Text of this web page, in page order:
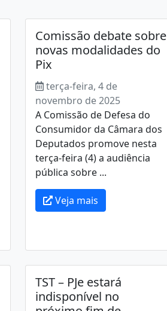
Comissão debate sobre
novas modalidades do
Pix
terça-feira, 4 de
novembro de 2025
A Comissão de Defesa do
Consumidor da Câmara dos
Deputados promove nesta
terça-feira (4) a audiência
pública sobre ...
Veja mais
TST – PJe estará
indisponível no